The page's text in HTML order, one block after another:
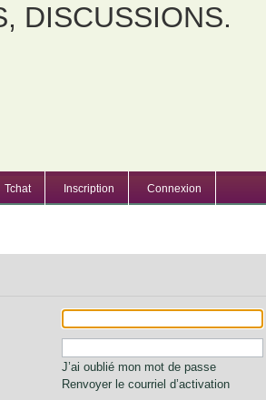
DISCUSSIONS.
Tchat Inscription Connexion
J’ai oublié mon mot de passe
Renvoyer le courriel d’activation